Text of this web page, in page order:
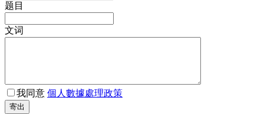
题目
文词
我同意 個人數據處理政策
寄出